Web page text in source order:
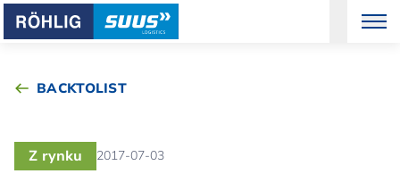
BACKTOLIST
Z rynku 2017-07-03